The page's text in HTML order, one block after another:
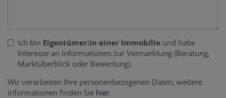
Ich bin Eigentümer:in einer Immobilie und habe
Interesse an Informationen zur Vermarktung (Beratung,
Marktüberblick oder Bewertung).
Wir verarbeiten Ihre personenbezogenen Daten, weitere
Informationen finden Sie hier.